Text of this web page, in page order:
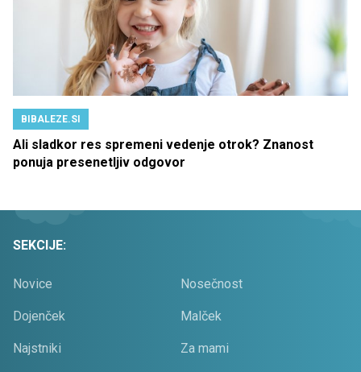
BIBALEZE.SI
Ali sladkor res spremeni vedenje otrok? Znanost
ponuja presenetljiv odgovor
SEKCIJE:
Novice Nosečnost
Dojenček Malček
Najstniki Za mami